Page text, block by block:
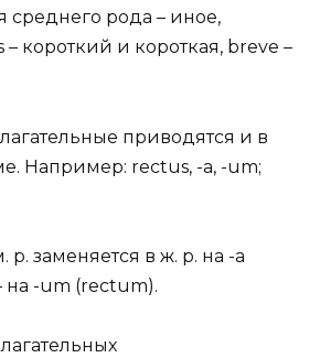
среднего рода – иное,
короткий и короткая, breve –
приводятся и в
Например: rectus, -a, -um;
заменяется в ж. р. на -a
на -um (rectum).